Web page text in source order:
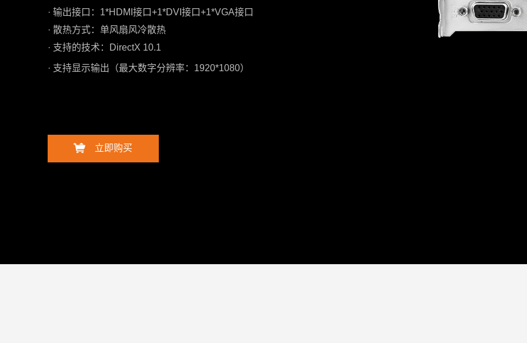
· 输出接口：1*HDMI接口+1*DVI接口+1*VGA接口
· 散热方式：单风扇风冷散热
· 支持的技术：DirectX 10.1
· 支持显示输出（最大数字分辨率：1920*1080）
立即购买